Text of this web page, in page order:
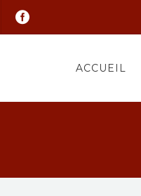
ACCUEIL